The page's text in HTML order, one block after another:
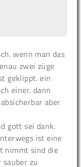
wenn man das
zwei züge
geklippt. ein
einer. dann
aber
gott sei dank.
ist eine
nimmt sind die
zu